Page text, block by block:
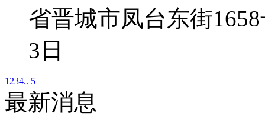
省晋城市凤台东街
3日
1 234.. 5
最新消息